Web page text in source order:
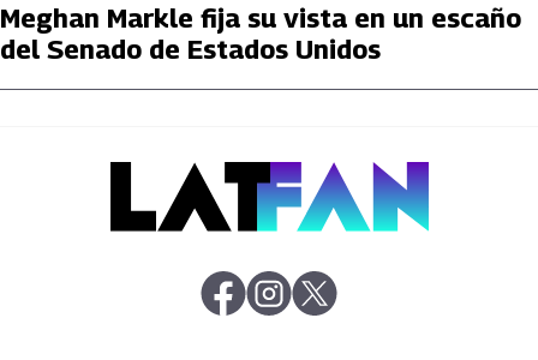
Meghan Markle fija su vista en un escaño
del Senado de Estados Unidos
abre en nueva pestaña
abre en nueva pestaña